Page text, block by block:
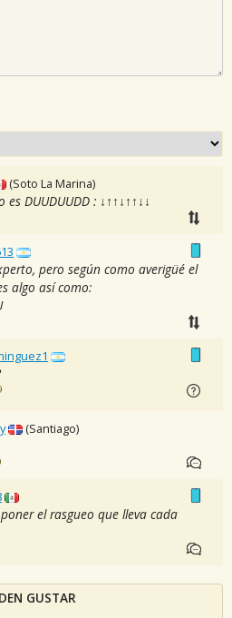
(Soto La Marina)
es DUUDUUDD : ↓↑↑↓↑↑↓↓
pero según como averigüé el
algo así como:
(Santiago)
el rasgueo que lleva cada
GUSTAR